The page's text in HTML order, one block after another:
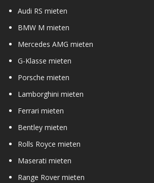
Audi RS mieten
BMW M mieten
Mercedes AMG mieten
G-Klasse mieten
Porsche mieten
Lamborghini mieten
Ferrari mieten
Bentley mieten
Rolls Royce mieten
Maserati mieten
Range Rover mieten